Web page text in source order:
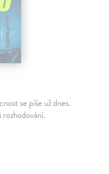
se píše už dnes.